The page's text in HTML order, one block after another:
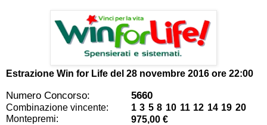
Estrazione Win for Life del 28 novembre 2016 ore 22:00
Numero Concorso: 5660
Combinazione vincente:
1 3 5 8 10 11 12 14 19 20
Montepremi:
975,00 €